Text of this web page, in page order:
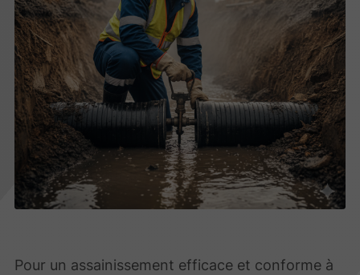
Pour un assainissement efficace et conforme à